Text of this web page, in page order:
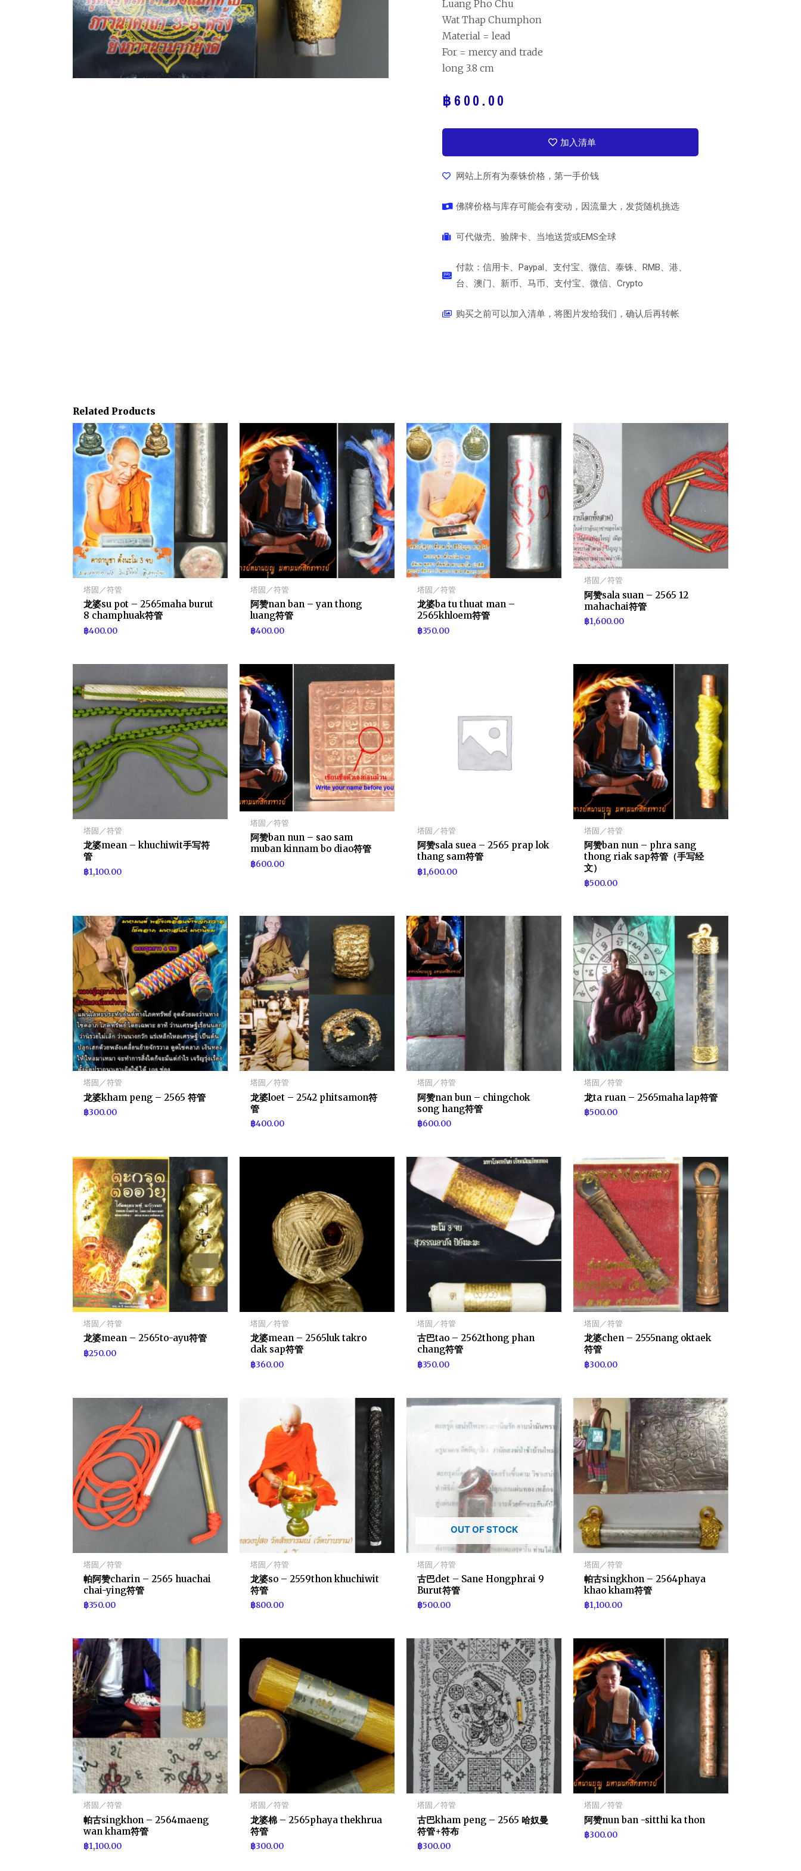
Luang Pho Chu
Wat Thap Chumphon
Material = lead
For = mercy and trade
long 3.8 cm
฿ 600.00
加入清单
网站上所有为泰铢价格，第一手价钱
佛牌价格与库存可能会有变动，因流量大，发货随机挑选
可代做壳、验牌卡、当地送货或EMS全球
付款：信用卡、Paypal、支付宝、微信、泰铢、RMB、港、
台、澳门、新币、马币、支付宝、微信、Crypto
购买之前可以加入清单，将图片发给我们，确认后再转帐
Related Products
塔固／符管
龙婆su pot – 2565maha burut
8 champhuak符管
฿400.00
塔固／符管
阿赞nan ban – yan thong
luang符管
฿400.00
塔固／符管
龙婆ba tu thuat man –
2565khloem符管
฿350.00
塔固／符管
阿赞sala suan – 2565 12
mahachai符管
฿1,600.00
塔固／符管
龙婆mean – khuchiwit手写符
管
฿1,100.00
塔固／符管
阿赞ban nun – sao sam
muban kinnam bo diao符管
฿600.00
塔固／符管
阿赞sala suea – 2565 prap lok
thang sam符管
฿1,600.00
塔固／符管
阿赞ban nun – phra sang
thong riak sap符管（手写经
文）
฿500.00
塔固／符管
龙婆kham peng – 2565 符管
฿300.00
塔固／符管
龙婆loet – 2542 phitsamon符
管
฿400.00
塔固／符管
阿赞nan bun – chingchok
song hang符管
฿600.00
塔固／符管
龙ta ruan – 2565maha lap符管
฿500.00
塔固／符管
龙婆mean – 2565to-ayu符管
฿250.00
塔固／符管
龙婆mean – 2565luk takro
dak sap符管
฿360.00
塔固／符管
古巴tao – 2562thong phan
chang符管
฿350.00
塔固／符管
龙婆chen – 2555nang oktaek
符管
฿300.00
塔固／符管
帕阿赞charin – 2565 huachai
chai-ying符管
฿350.00
塔固／符管
龙婆so – 2559thon khuchiwit
符管
฿800.00
OUT OF STOCK
塔固／符管
古巴det – Sane Hongphrai 9
Burut符管
฿500.00
塔固／符管
帕古singkhon – 2564phaya
khao kham符管
฿1,100.00
塔固／符管
帕古singkhon – 2564maeng
wan kham符管
฿1,100.00
塔固／符管
龙婆棉 – 2565phaya thekhrua
符管
฿300.00
塔固／符管
古巴kham peng – 2565 哈奴曼
符管+符布
฿300.00
塔固／符管
阿赞nun ban -sitthi ka thon
฿300.00